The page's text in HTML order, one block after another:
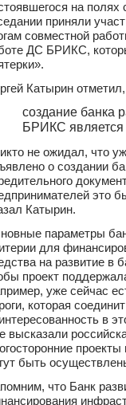
на
приняли
совместной
ДС БРИКС,
.
Катырин
создание банка
БРИКС является
не ожидал, что
о создании
это
Катырин.
параметры
для
на развитие в
проект
уже сейчас
которая
в
высказали
быть
что Банк